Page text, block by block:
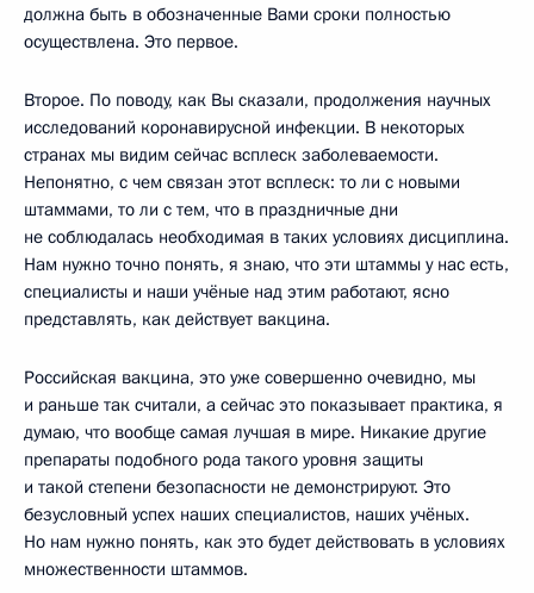
должна быть в обозначенные Вами сроки полностью
осуществлена. Это первое.
Второе. По поводу, как Вы сказали, продолжения научных
исследований коронавирусной инфекции. В некоторых
странах мы видим сейчас всплеск заболеваемости.
Непонятно, с чем связан этот всплеск: то ли с новыми
штаммами, то ли с тем, что в праздничные дни
не соблюдалась необходимая в таких условиях дисциплина.
Нам нужно точно понять, я знаю, что эти штаммы у нас есть,
специалисты и наши учёные над этим работают, ясно
представлять, как действует вакцина.
Российская вакцина, это уже совершенно очевидно, мы
и раньше так считали, а сейчас это показывает практика, я
думаю, что вообще самая лучшая в мире. Никакие другие
препараты подобного рода такого уровня защиты
и такой степени безопасности не демонстрируют. Это
безусловный успех наших специалистов, наших учёных.
Но нам нужно понять, как это будет действовать в условиях
множественности штаммов.